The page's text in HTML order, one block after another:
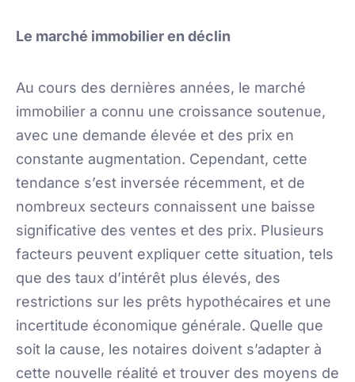
Le marché immobilier en déclin
Au cours des dernières années, le marché
immobilier a connu une croissance soutenue,
avec une demande élevée et des prix en
constante augmentation. Cependant, cette
tendance s’est inversée récemment, et de
nombreux secteurs connaissent une baisse
significative des ventes et des prix. Plusieurs
facteurs peuvent expliquer cette situation, tels
que des taux d’intérêt plus élevés, des
restrictions sur les prêts hypothécaires et une
incertitude économique générale. Quelle que
soit la cause, les notaires doivent s’adapter à
cette nouvelle réalité et trouver des moyens de